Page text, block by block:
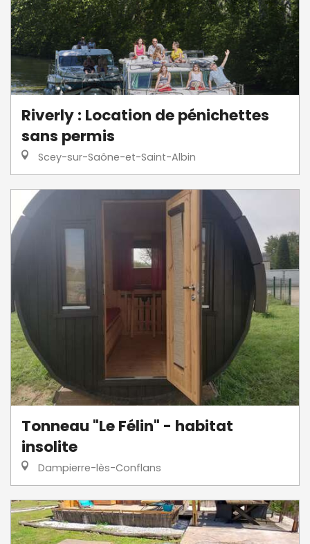
Riverly : Location de pénichettes
sans permis
Scey-sur-Saône-et-Saint-Albin
Tonneau "Le Félin" - habitat
insolite
Dampierre-lès-Conflans